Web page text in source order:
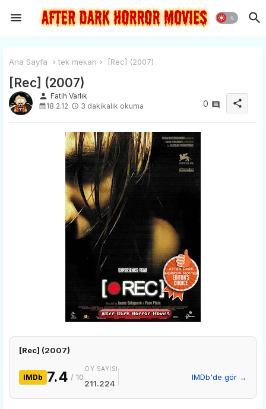
Ana Sayfa tek mekan [Rec] (2007)
[Rec] (2007)
person Fatih Varlık
18.2.12
3 dakikalık okuma 0 share
[Rec] (2007)
IMDb 7.4 / 10
OY SAYISI
211.224
IMDb'de gör →